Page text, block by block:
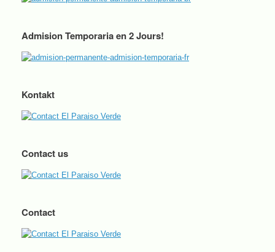
Admision Temporaria en 2 Jours!
Kontakt
Contact us
Contact